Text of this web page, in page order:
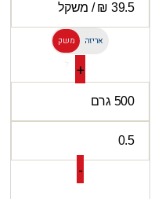
משק אריזה
+
-